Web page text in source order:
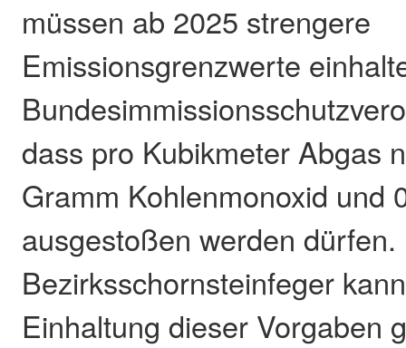
müssen ab 2025 strengere
Emissionsgrenzwerte
dass pro Kubikmeter Abgas
Gramm Kohlenmonoxid und
ausgestoßen werden dürfen.
Bezirksschornsteinfeger
Einhaltung dieser Vorgaben